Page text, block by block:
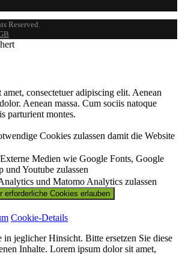
Reserved.
consectetuer adipiscing elit. Aenean
Aenean massa. Cum sociis natoque
parturient montes.
Cookies zulassen damit die Website
Externe Medien wie Google Fonts, Google
und Youtube zulassen
und Matomo Analytics zulassen
Cookie-Details
jeglicher Hinsicht. Bitte ersetzen Sie diese
Inhalte. Lorem ipsum dolor sit amet,